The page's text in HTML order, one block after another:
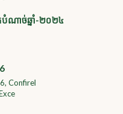
បំណាច់ឆ្នាំ-២០២៤
Confirel